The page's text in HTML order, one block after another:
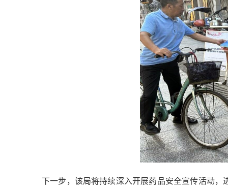
下一步，该局将持续深入开展药品安全宣传活动